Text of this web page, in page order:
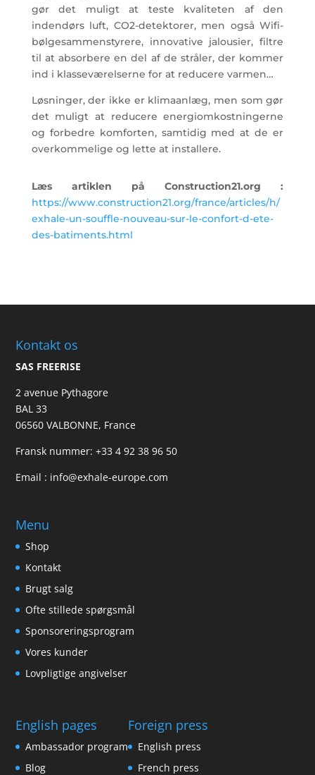
gør det muligt at teste kvaliteten af den
indendørs luft, CO2-detektorer, men også Wifi-
bølgesammenstyrere, innovative jalousier, filtre
til at absorbere en del af de stråler, der kommer
ind i klasseværelserne for at reducere varmen…
Løsninger, der ikke er klimaanlæg, men som gør
det muligt at reducere energiomkostningerne
og forbedre komforten, samtidig med at de er
overkommelige og lette at installere.
Læs artiklen på Construction21.org :
https://www.construction21.org/france/articles/h/
exhale-un-souffle-nouveau-sur-le-confort-d-ete-
des-batiments.html
Kontakt os
SAS FREERISE
2 avenue Pythagore
BAL 33
06560 VALBONNE, France
Fransk nummer:+33 4 92 38 96 50
Email : info@exhale-europe.com
Menu
Shop
Kontakt
Brugt salg
Ofte stillede spørgsmål
Sponsoreringsprogram
Vores kunder
Lovpligtige angivelser
English pages
Ambassador program
Blog
Foreign press
English press
French press